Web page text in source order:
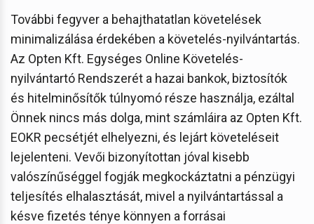
További fegyver a behajthatatlan követelések
minimalizálása érdekében a követelés-nyilvántartás.
Az Opten Kft. Egységes Online Követelés-
nyilvántartó Rendszerét a hazai bankok, biztosítók
és hitelminősítők túlnyomó része használja, ezáltal
Önnek nincs más dolga, mint számláira az Opten Kft.
EOKR pecsétjét elhelyezni, és lejárt követeléseit
lejelenteni. Vevői bizonyítottan jóval kisebb
valószínűséggel fogják megkockáztatni a pénzügyi
teljesítés elhalasztását, mivel a nyilvántartással a
késve fizetés ténye könnyen a forrásai